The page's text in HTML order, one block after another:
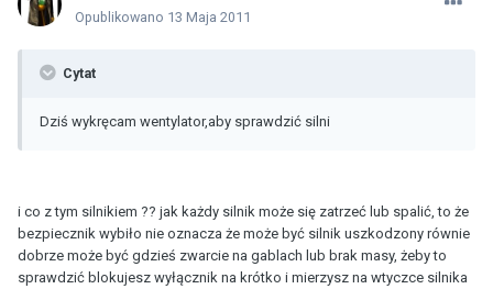
Opublikowano 13 Maja 2011
Cytat
Dziś wykręcam wentylator,aby sprawdzić silni
i co z tym silnikiem ?? jak każdy silnik może się zatrzeć lub spalić, to że
bezpiecznik wybiło nie oznacza że może być silnik uszkodzony równie
dobrze może być gdzieś zwarcie na gablach lub brak masy, żeby to
sprawdzić blokujesz wyłącznik na krótko i mierzysz na wtyczce silnika